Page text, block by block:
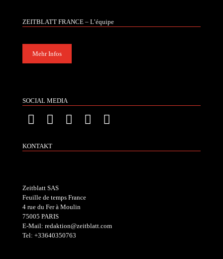
ZEITBLATT FRANCE – L’équipe
Mehr Infos
SOCIAL MEDIA
KONTAKT
Zeitblatt SAS
Feuille de temps France
4 rue du Fer à Moulin
75005 PARIS
E-Mail: redaktion@zeitblatt.com
Tel: +33640350763